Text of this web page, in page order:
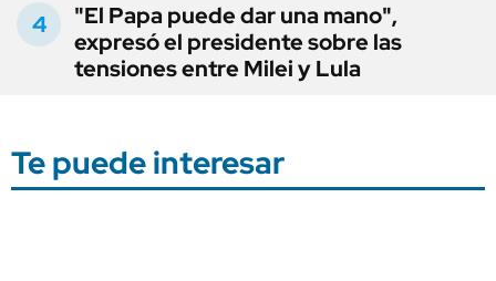
"El Papa puede dar una mano",
expresó el presidente sobre las
tensiones entre Milei y Lula
Te puede interesar